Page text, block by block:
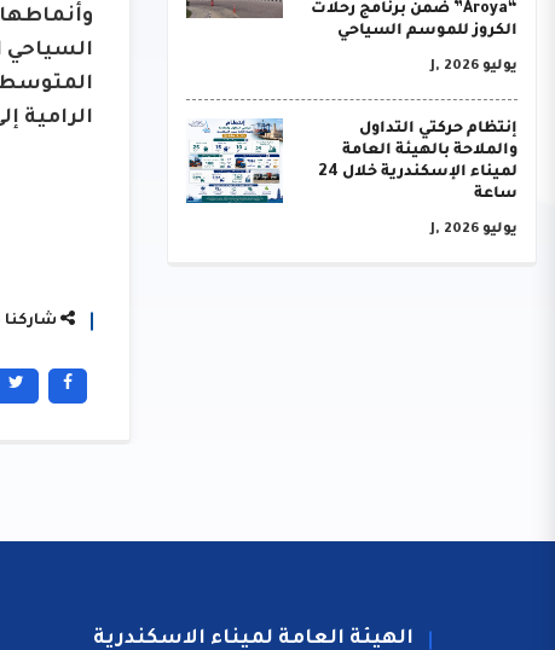
“Aroya” ضمن برنامج رحلات
الكروز للموسم السياحي
يوليو J, 2026
إنتظام حركتي التداول
والملاحة بالهيئة العامة
لميناء الإسكندرية خلال 24
ساعة
يوليو J, 2026
السياحي
المتوسط.
الرامية
شاركنا
الهيئة العامة لميناء الاسكندرية